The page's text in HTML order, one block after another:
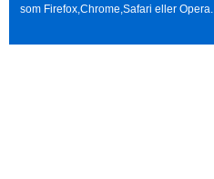
som Firefox,Chrome,Safari eller Opera.